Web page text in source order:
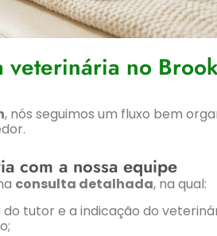
no
, nós seguimos um fluxo bem
com a nossa equipe
consulta detalhada, na qual:
do tutor e a indicação do